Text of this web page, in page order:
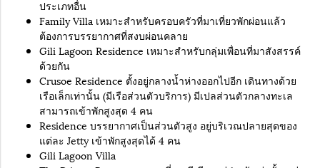
ประเภทอื่น
Family Villa เหมาะสำหรับครอบครัวที่มาเที่ยวพักผ่อนแล้ว
ต้องการบรรยากาศที่สงบผ่อนคลาย
Gili Lagoon Residence เหมาะสำหรับกลุ่มเพื่อนที่มาสังสรรค์
ด้วยกัน
Crusoe Residence ตั้งอยู่กลางน้ำห่างออกไปอีก เดินทางด้วย
เรือเล็กเท่านั้น (มีเรือส่วนตัวบริการ) มีเปลส่วนตัวกลางทะเล
สามารถเข้าพักสูงสุด 4 คน
Residence บรรยากาศเป็นส่วนตัวสูง อยู่บริเวณปลายสุดของ
แต่ละ Jetty เข้าพักสูงสุดได้ 4 คน
Gili Lagoon Villa